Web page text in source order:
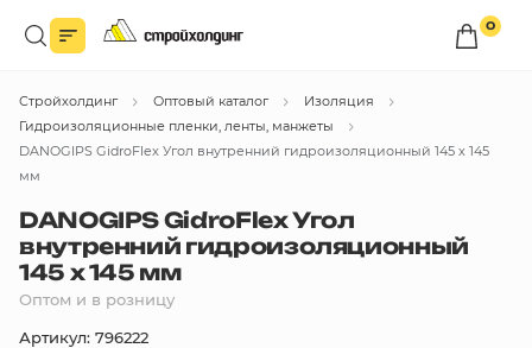
0
Войдите в личный кабинет
Вы сможете оформлять заказыпо оптовым ценам.
Каталог товаров
Стройхолдинг Оптовый каталог
Изоляция
Гидроизоляционные пленки, ленты, манжеты
DANOGIPS GidroFlex Угол внутренний гидроизоляционный 145 х 145
мм
DANOGIPS GidroFlex Угол
внутренний гидроизоляционный
145 х 145 мм
Оптом и в розницу
Артикул: 796222